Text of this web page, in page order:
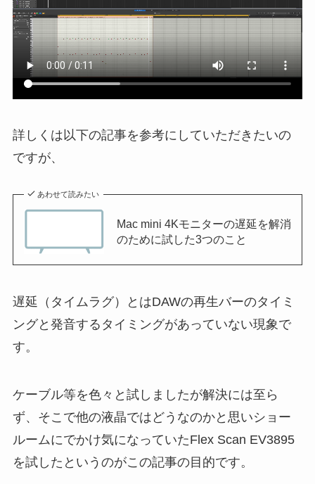
詳しくは以下の記事を参考にしていただきたいの
ですが、
あわせて読みたい
Mac mini 4Kモニターの遅延を解消
のために試した3つのこと
遅延（タイムラグ）とはDAWの再生バーのタイミ
ングと発音するタイミングがあっていない現象で
す。
ケーブル等を色々と試しましたが解決には至ら
ず、そこで他の液晶ではどうなのかと思いショー
ルームにでかけ気になっていたFlex Scan EV3895
を試したというのがこの記事の目的です。